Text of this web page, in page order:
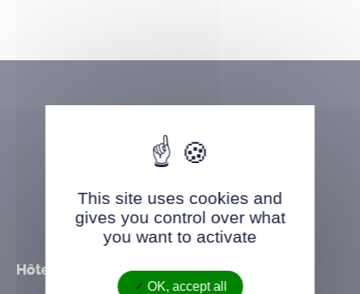
Hôtel de ville
This site uses cookies and
gives you control over what
you want to activate
OK, accept all